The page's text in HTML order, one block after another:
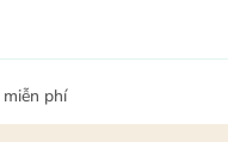
phí